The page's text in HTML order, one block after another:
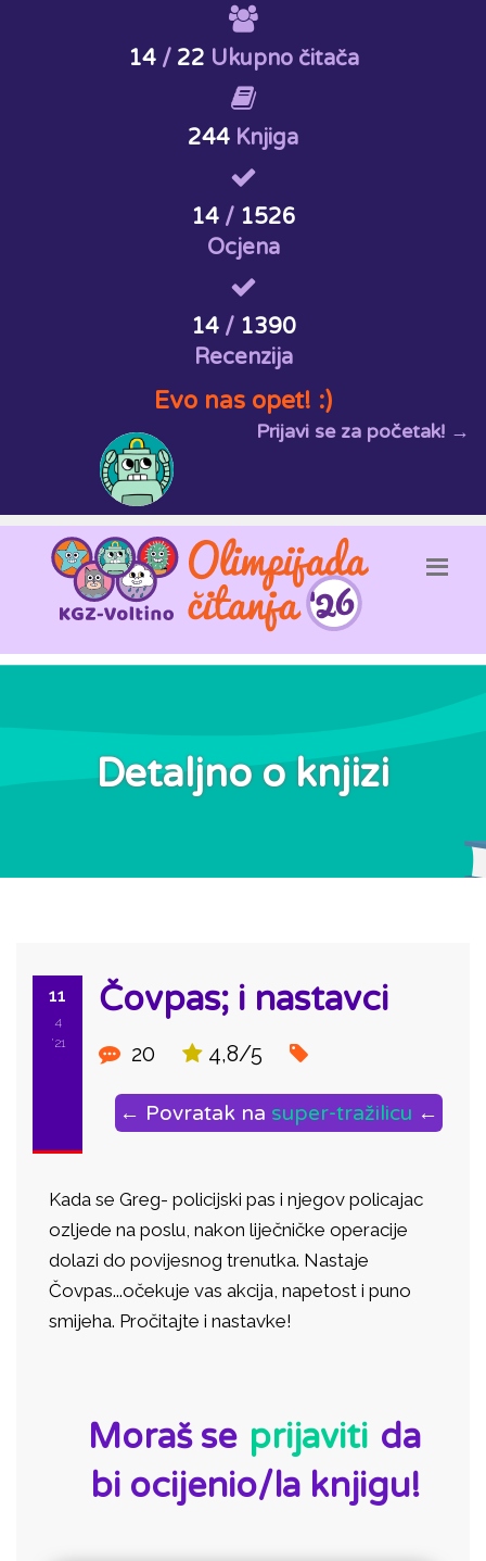
14/ 22 Ukupno čitača
244 Knjiga
14/ 1526
Ocjena
14/ 1390
Recenzija
Evo nas opet! :)
Prijavi se za početak! →
Detaljno o knjizi
11
4
'21
Čovpas; i nastavci
20 4,8/5
← Povratak na super-tražilicu ←
Kada se Greg- policijski pas i njegov policajac
ozljede na poslu, nakon liječničke operacije
dolazi do povijesnog trenutka. Nastaje
Čovpas...očekuje vas akcija, napetost i puno
smijeha. Pročitajte i nastavke!
Moraš se prijaviti da
bi ocijenio/la knjigu!